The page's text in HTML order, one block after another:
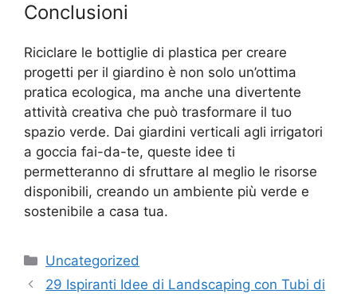
Conclusioni
Riciclare le bottiglie di plastica per creare
progetti per il giardino è non solo un’ottima
pratica ecologica, ma anche una divertente
attività creativa che può trasformare il tuo
spazio verde. Dai giardini verticali agli irrigatori
a goccia fai-da-te, queste idee ti
permetteranno di sfruttare al meglio le risorse
disponibili, creando un ambiente più verde e
sostenibile a casa tua.
Categories
Uncategorized
29 Ispiranti Idee di Landscaping con Tubi di